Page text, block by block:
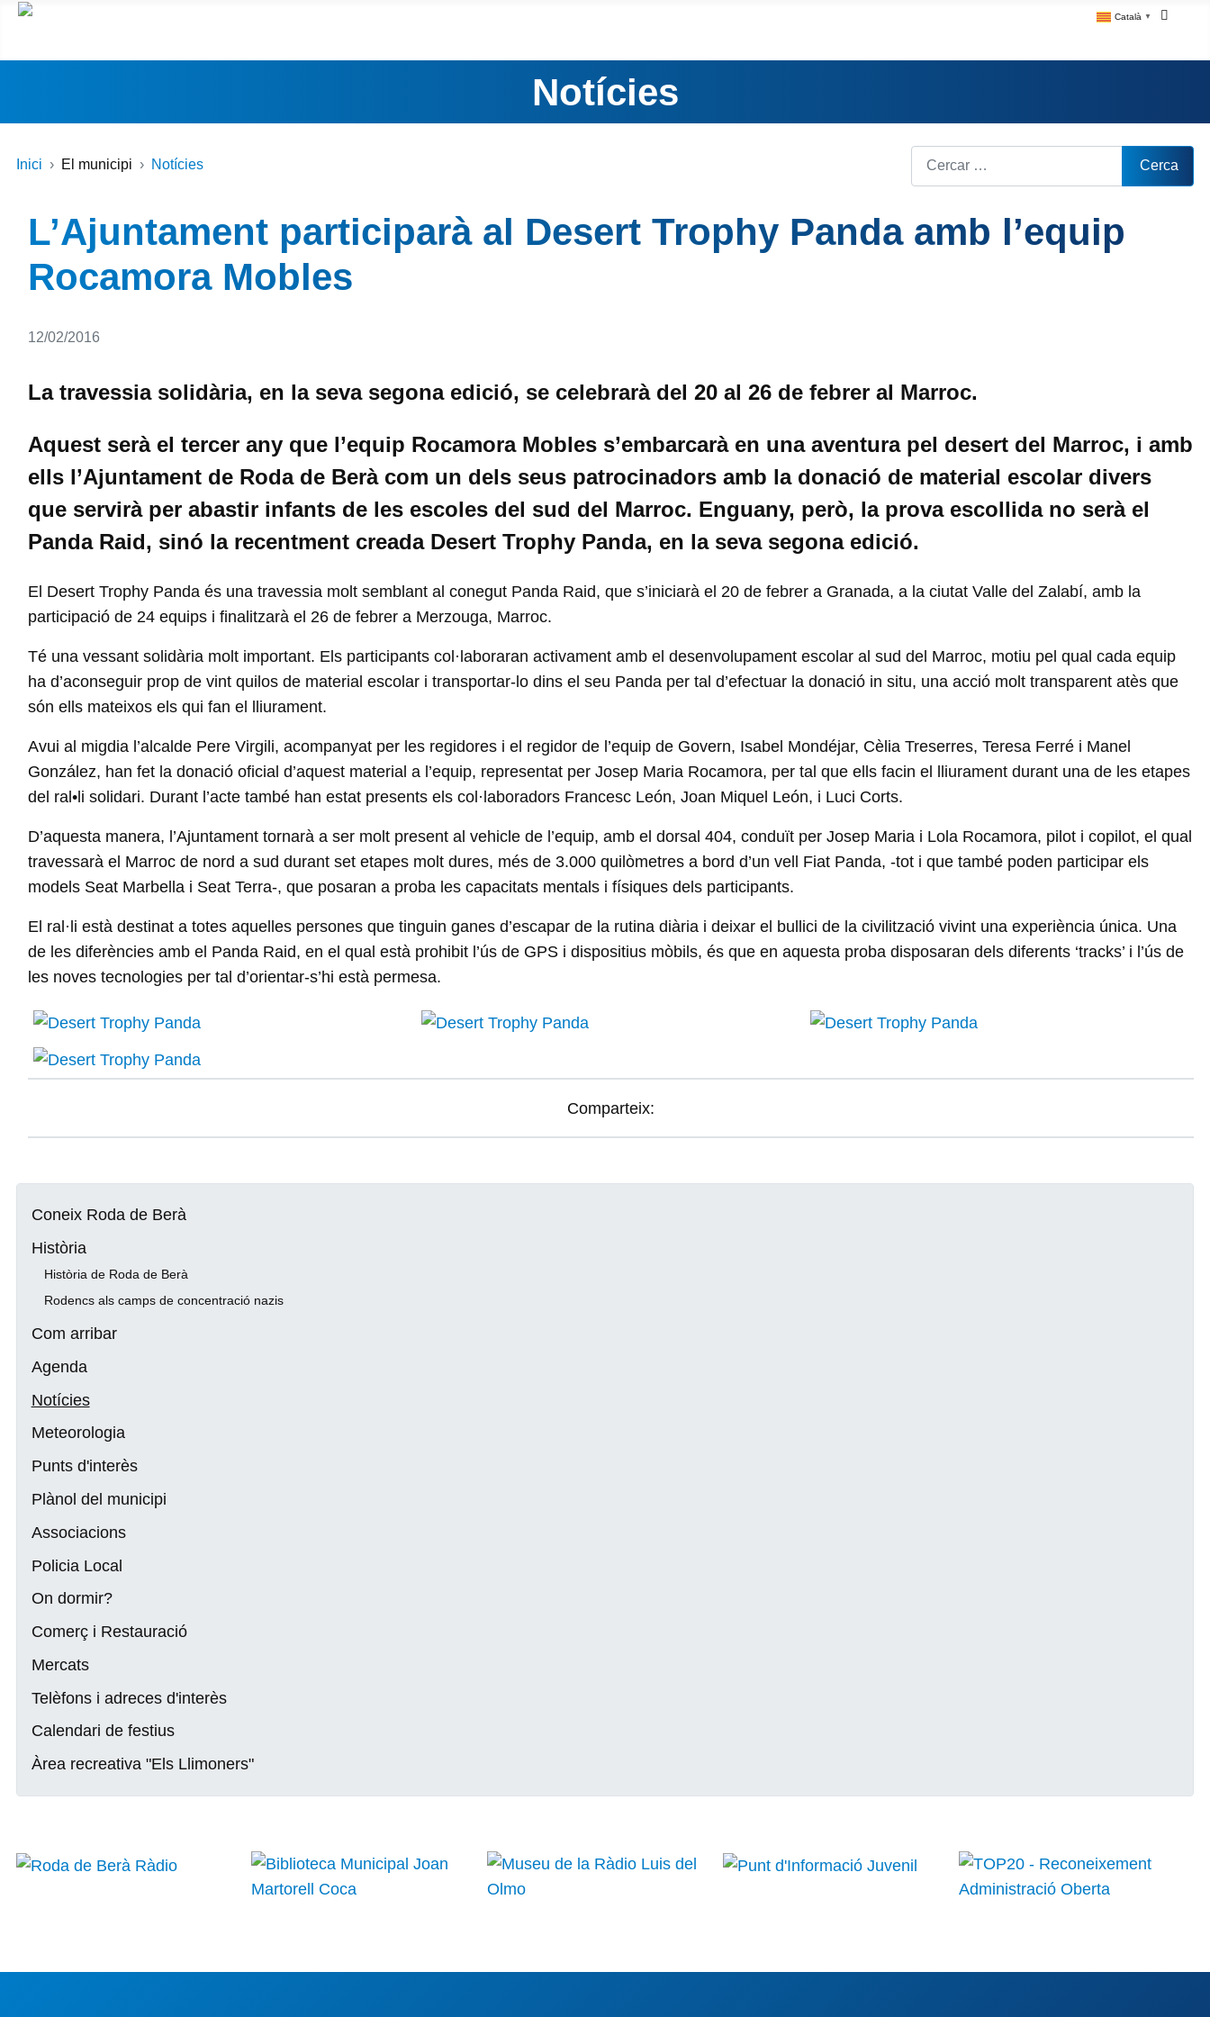
Català ▼
Notícies
Inici El municipi Notícies Cerca Cerca
Coneix Roda de Berà
Història
Història de Roda de Berà
Rodencs als camps de concentració nazis
Com arribar
Agenda
Notícies
Meteorologia
Punts d'interès
Plànol del municipi
Associacions
Policia Local
On dormir?
Comerç i Restauració
Mercats
Telèfons i adreces d'interès
Calendari de festius
Àrea recreativa "Els Llimoners"
L’Ajuntament participarà al Desert Trophy Panda amb l’equip
Rocamora Mobles
Detalls
12/02/2016
La travessia solidària, en la seva segona edició, se celebrarà del 20 al 26 de febrer al Marroc.
Aquest serà el tercer any que l’equip Rocamora Mobles s’embarcarà en una aventura pel desert del Marroc, i amb
ells l’Ajuntament de Roda de Berà com un dels seus patrocinadors amb la donació de material escolar divers
que servirà per abastir infants de les escoles del sud del Marroc. Enguany, però, la prova escollida no serà el
Panda Raid, sinó la recentment creada Desert Trophy Panda, en la seva segona edició.
El Desert Trophy Panda és una travessia molt semblant al conegut Panda Raid, que s’iniciarà el 20 de febrer a Granada, a la ciutat Valle del Zalabí, amb la
participació de 24 equips i finalitzarà el 26 de febrer a Merzouga, Marroc.
Té una vessant solidària molt important. Els participants col·laboraran activament amb el desenvolupament escolar al sud del Marroc, motiu pel qual cada equip
ha d’aconseguir prop de vint quilos de material escolar i transportar-lo dins el seu Panda per tal d’efectuar la donació in situ, una acció molt transparent atès que
són ells mateixos els qui fan el lliurament.
Avui al migdia l’alcalde Pere Virgili, acompanyat per les regidores i el regidor de l’equip de Govern, Isabel Mondéjar, Cèlia Treserres, Teresa Ferré i Manel
González, han fet la donació oficial d’aquest material a l’equip, representat per Josep Maria Rocamora, per tal que ells facin el lliurament durant una de les etapes
del ral•li solidari. Durant l’acte també han estat presents els col·laboradors Francesc León, Joan Miquel León, i Luci Corts.
D’aquesta manera, l’Ajuntament tornarà a ser molt present al vehicle de l’equip, amb el dorsal 404, conduït per Josep Maria i Lola Rocamora, pilot i copilot, el qual
travessarà el Marroc de nord a sud durant set etapes molt dures, més de 3.000 quilòmetres a bord d’un vell Fiat Panda, -tot i que també poden participar els
models Seat Marbella i Seat Terra-, que posaran a proba les capacitats mentals i físiques dels participants.
El ral·li està destinat a totes aquelles persones que tinguin ganes d’escapar de la rutina diària i deixar el bullici de la civilització vivint una experiència única. Una
de les diferències amb el Panda Raid, en el qual està prohibit l’ús de GPS i dispositius mòbils, és que en aquesta proba disposaran dels diferents ‘tracks’ i l’ús de
les noves tecnologies per tal d’orientar-s’hi està permesa.
Comparteix: